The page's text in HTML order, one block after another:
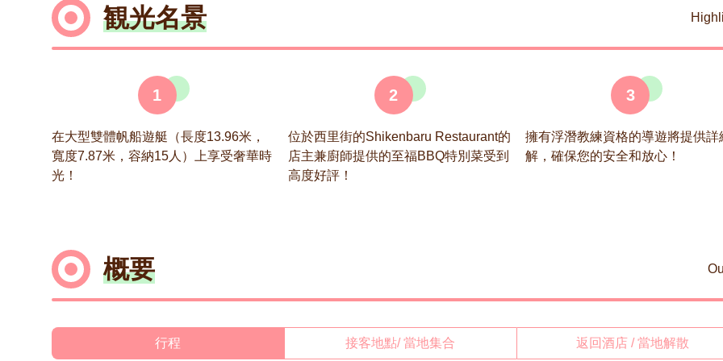
観光名景
1
在大型雙體帆船遊艇（長度13.96米，
寬度7.87米，容納15人）上享受奢華時
光！
2
位於西里街的Shikenbaru Restaurant的
店主兼廚師提供的至福BBQ特別菜受到
高度好評！
3
擁有浮潛教練資格的導遊將提供詳
解，確保您的安全和放心！
概要
行程 接客地點/ 當地集合 返回酒店 / 當地解散